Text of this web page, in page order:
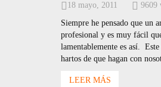
18 mayo, 2011
9609
Siempre he pensado que un
profesional y es muy fácil
lamentablemente es así.
hartos de que hagan con
LEER MÁS